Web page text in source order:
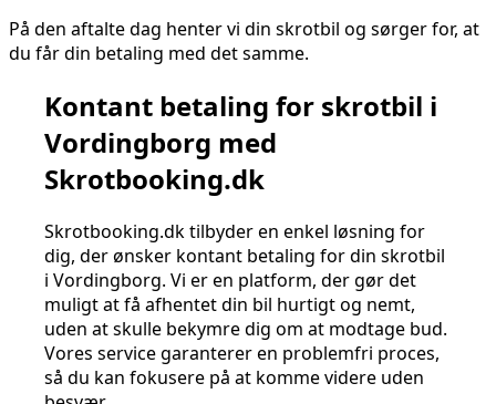
På den aftalte dag henter vi din skrotbil og sørger for, at
du får din betaling med det samme.
Kontant betaling for skrotbil i
Vordingborg med
Skrotbooking.dk
Skrotbooking.dk tilbyder en enkel løsning for
dig, der ønsker kontant betaling for din skrotbil
i Vordingborg. Vi er en platform, der gør det
muligt at få afhentet din bil hurtigt og nemt,
uden at skulle bekymre dig om at modtage bud.
Vores service garanterer en problemfri proces,
så du kan fokusere på at komme videre uden